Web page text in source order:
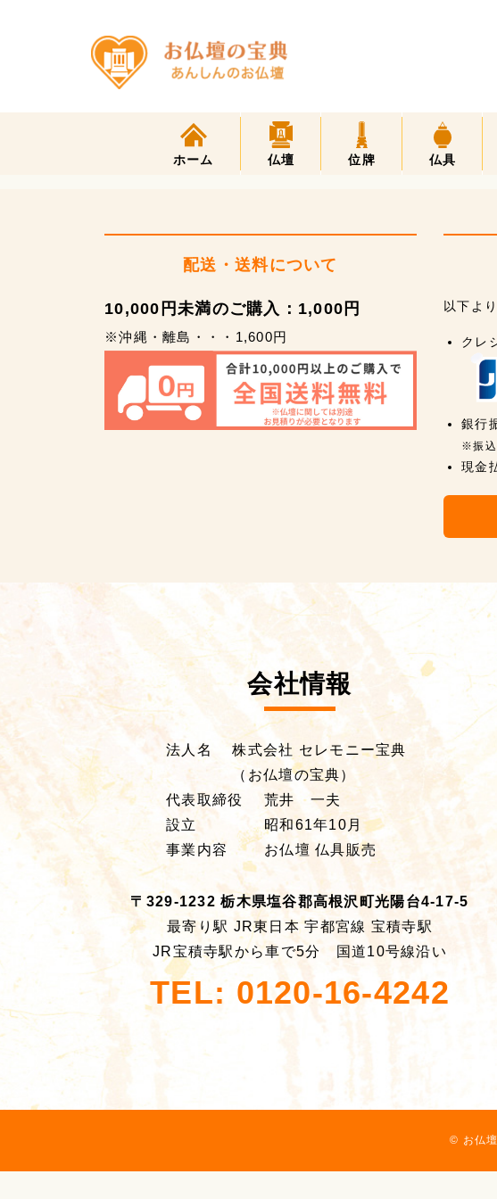
ホーム 仏壇 位牌 仏具
配送・送料について
10,000円未満のご購入：1,000円
※沖縄・離島・・・1,600円
以下よ
クレ
銀行
※振込
現金
会社情報
法人名
株式会社 セレモニー宝典
（お仏壇の宝典）
代表取締役
荒井 一夫
設立
昭和61年10月
事業内容
お仏壇 仏具販売
〒329-1232 栃木県塩谷郡高根沢町光陽台4-17-5
最寄り駅 JR東日本 宇都宮線 宝積寺駅
JR宝積寺駅から車で5分 国道10号線沿い
TEL: 0120-16-4242
© お仏